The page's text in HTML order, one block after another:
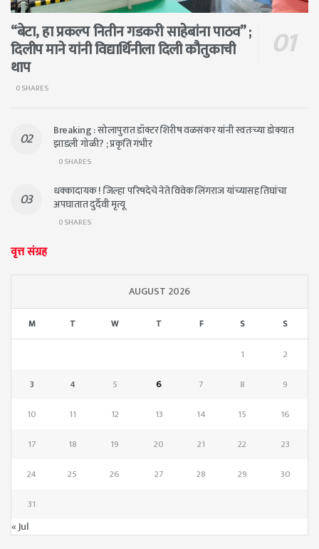
“बेटा, हा प्रकल्प नितीन गडकरी साहेबांना पाठव” ;
दिलीप माने यांनी विद्यार्थिनीला दिली कौतुकाची
थाप
0 SHARES
Breaking : सोलापुरात डॉक्टर शिरीष वळसंकर यांनी स्वतःच्या डोक्यात
झाडली गोळी? ; प्रकृति गंभीर
0 SHARES
धक्कादायक ! जिल्हा परिषदेचे नेते विवेक लिंगराज यांच्यासह तिघांचा
अपघातात दुर्दैवी मृत्यू
0 SHARES
वृत्त संग्रह
AUGUST 2026
M T W T F S S
1
2
3
4 5 6 7 8
9
10
11 12 13 14 15
16
17
18 19 20 21 22
23
24
25 26 27 28 29
30
31
« Jul